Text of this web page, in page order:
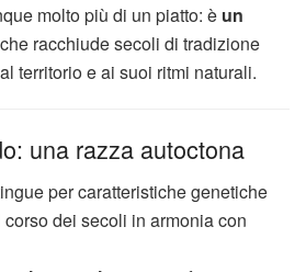
molto più di un piatto: è un
che racchiude secoli di tradizione
territorio e ai suoi ritmi naturali.
una razza autoctona
per caratteristiche genetiche
dei secoli in armonia con